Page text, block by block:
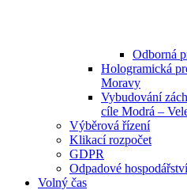
Odborná
Hologramická
Moravy
Vybudování
cíle Modrá –
Výběrová řízení
Klikací rozpočet
GDPR
Odpadové hospodářství
Volný čas